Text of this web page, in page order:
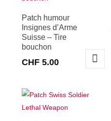
Patch humour
Insignes d’Arme
Suisse – Tire
bouchon
CHF5.00